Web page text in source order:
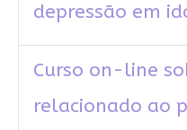
depressão em
Curso on-line
relacionado ao